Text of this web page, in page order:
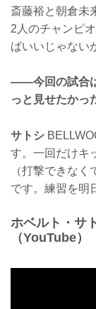
斎藤裕と朝倉未
2人のチャンピ
ばいいじゃない
——今回の試合
っと見せたかっ
サトシ
す。一回だけキ
（打撃できな
です。練習を明
ホベルト・サ
（YouTube）